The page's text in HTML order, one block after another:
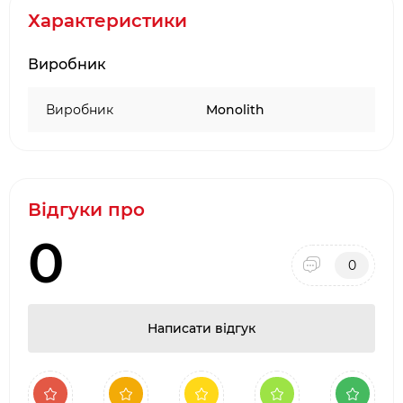
Призначення: приготування на планчі /
сковороді-гриль
Сумісність: Monolith Icon, Monolith Junior
температурні зони
Встановлення безпосередньо на корпус
гриля
Легке очищення після використання
Характеристики
Виробник
Виробник Monolith
Відгуки про
0 0
Написати відгук